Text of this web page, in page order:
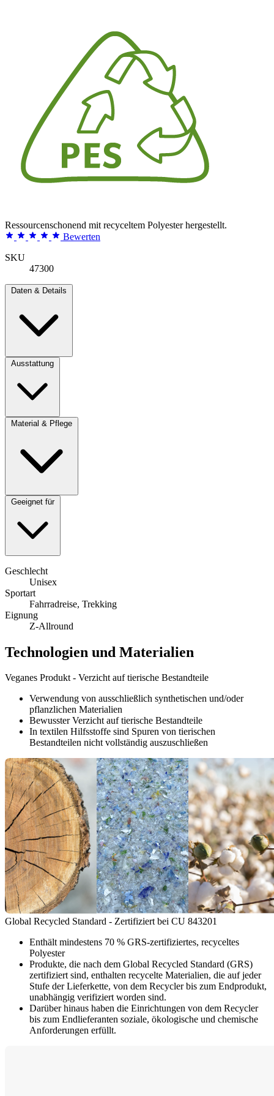
Ressourcenschonend mit recyceltem Polyester hergestellt.
Bewerten
SKU
47300
Daten & Details
Ausstattung
Material & Pflege
Geeignet für
Geschlecht
Unisex
Sportart
Fahrradreise, Trekking
Eignung
Z-Allround
Technologien und Materialien
Veganes Produkt - Verzicht auf tierische Bestandteile
Verwendung von ausschließlich synthetischen und/oder
pflanzlichen Materialien
Bewusster Verzicht auf tierische Bestandteile
In textilen Hilfsstoffe sind Spuren von tierischen
Bestandteilen nicht vollständig auszuschließen
Global Recycled Standard - Zertifiziert bei CU 843201
Enthält mindestens 70 % GRS-zertifiziertes, recyceltes
Polyester
Produkte, die nach dem Global Recycled Standard (GRS)
zertifiziert sind, enthalten recycelte Materialien, die auf jeder
Stufe der Lieferkette, von dem Recycler bis zum Endprodukt,
unabhängig verifiziert worden sind.
Darüber hinaus haben die Einrichtungen von dem Recycler
bis zum Endlieferanten soziale, ökologische und chemische
Anforderungen erfüllt.